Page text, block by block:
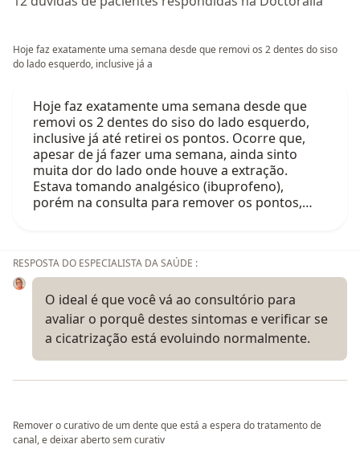
Hoje faz exatamente uma semana desde que removi os 2 dentes do siso
do lado esquerdo, inclusive já a
Hoje faz exatamente uma semana desde que
removi os 2 dentes do siso do lado esquerdo,
inclusive já até retirei os pontos. Ocorre que,
apesar de já fazer uma semana, ainda sinto
muita dor do lado onde houve a extração.
Estava tomando analgésico (ibuprofeno),
porém na consulta para remover os pontos,…
RESPOSTA DO ESPECIALISTA DA SAÚDE :
O ideal é que você vá ao consultório para
avaliar o porquê destes sintomas e verificar se
a cicatrização está evoluindo normalmente.
Remover o curativo de um dente que está a espera do tratamento de
canal, e deixar aberto sem curativ